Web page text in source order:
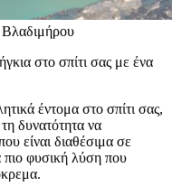
στο σπίτι σας με ένα
έντομα στο σπίτι σας,
δυνατότητα να
είναι διαθέσιμα σε
πιο φυσική λύση που